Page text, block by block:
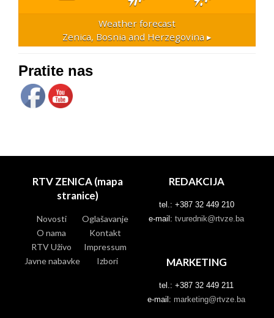
Weather forecast
Zenica, Bosnia and Herzegovina ▸
Pratite nas
RTV ZENICA (mapa
stranice)
Novosti
Oglašavanje
O nama
Kontakt
RTV Uživo
Impressum
Javne nabavke
Izbori
REDAKCIJA
tel.: +387 32 449 210
e-mail: tvurednik@rtvze.ba
MARKETING
tel.: +387 32 449 211
e-mail: marketing@rtvze.ba